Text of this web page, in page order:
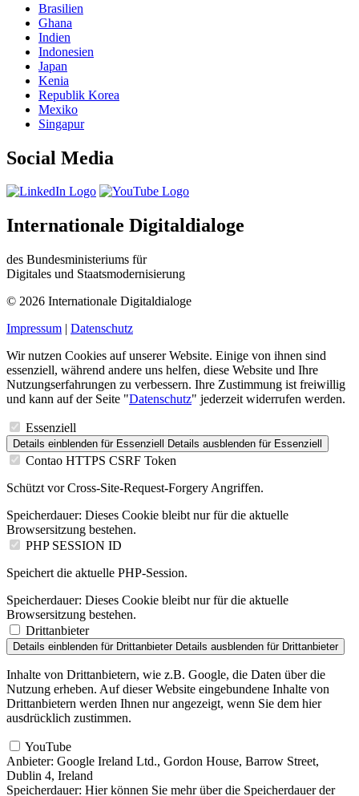
Brasilien
Ghana
Indien
Indonesien
Japan
Kenia
Republik Korea
Mexiko
Singapur
Social Media
Internationale Digitaldialoge
des Bundesministeriums für
Digitales und Staatsmodernisierung
© 2026 Internationale Digitaldialoge
Impressum | Datenschutz
Wir nutzen Cookies auf unserer Website. Einige von ihnen sind
essenziell, während andere uns helfen, diese Website und Ihre
Nutzungserfahrungen zu verbessern. Ihre Zustimmung ist freiwillig
und kann auf der Seite "Datenschutz" jederzeit widerrufen werden.
Essenziell
Details einblenden für Essenziell Details ausblenden für Essenziell
Contao HTTPS CSRF Token
Schützt vor Cross-Site-Request-Forgery Angriffen.
Speicherdauer: Dieses Cookie bleibt nur für die aktuelle
Browsersitzung bestehen.
PHP SESSION ID
Speichert die aktuelle PHP-Session.
Speicherdauer: Dieses Cookie bleibt nur für die aktuelle
Browsersitzung bestehen.
Drittanbieter
Details einblenden für Drittanbieter Details ausblenden für Drittanbieter
Inhalte von Drittanbietern, wie z.B. Google, die Daten über die
Nutzung erheben. Auf dieser Website eingebundene Inhalte von
Drittanbietern werden Ihnen nur angezeigt, wenn Sie dem hier
ausdrücklich zustimmen.
YouTube
Anbieter: Google Ireland Ltd., Gordon House, Barrow Street,
Dublin 4, Ireland
Speicherdauer: Hier können Sie mehr über die Speicherdauer der